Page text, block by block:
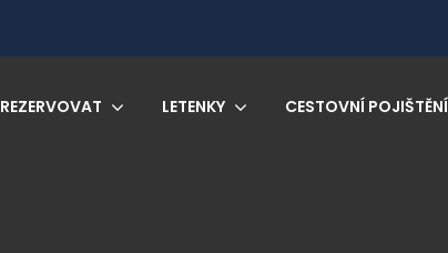
REZERVOVAT LETENKY CESTOVNÍ POJIŠTĚNÍ